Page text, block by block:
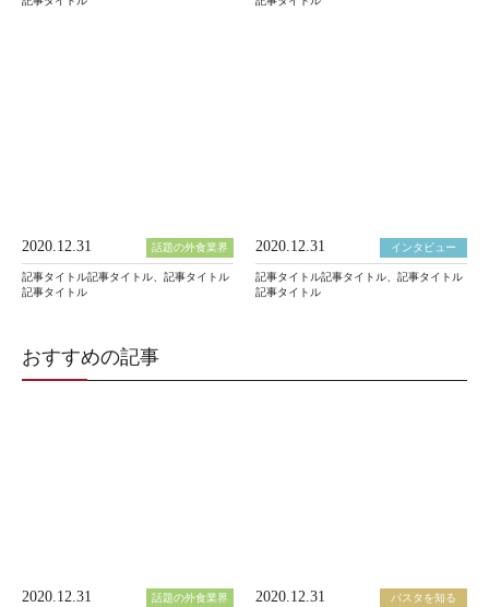
2020.12.31 話題の外食業界
記事タイトル記事タイトル、記事タイトル
記事タイトル
2020.12.31 インタビュー
記事タイトル記事タイトル、記事タイトル
記事タイトル
おすすめの記事
2020.12.31 話題の外食業界 2020.12.31 パスタを知る